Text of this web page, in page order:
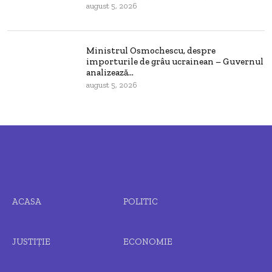
august 5, 2026
Ministrul Osmochescu, despre
importurile de grâu ucrainean – Guvernul
analizează...
august 5, 2026
ACASA POLITIC
JUSTIȚIE ECONOMIE